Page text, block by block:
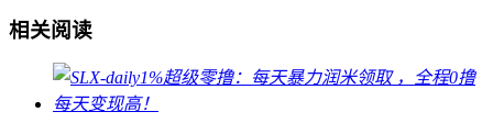
相关阅读